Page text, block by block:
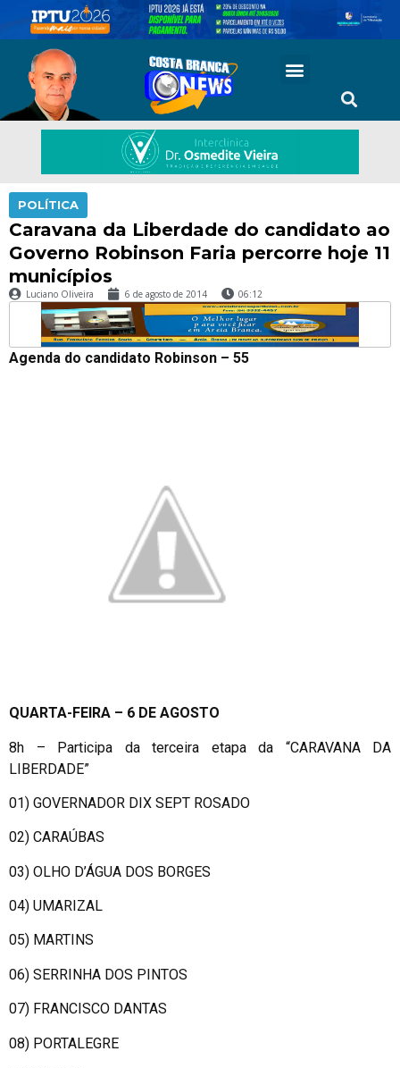
POLÍTICA
Caravana da Liberdade do candidato ao
Governo Robinson Faria percorre hoje 11
municípios
Luciano Oliveira 6 de agosto de 2014 06:12
Agenda do candidato Robinson – 55
QUARTA-FEIRA – 6 DE AGOSTO
8h – Participa da terceira etapa da “CARAVANA DA
LIBERDADE”
01) GOVERNADOR DIX SEPT ROSADO
02) CARAÚBAS
03) OLHO D’ÁGUA DOS BORGES
04) UMARIZAL
05) MARTINS
06) SERRINHA DOS PINTOS
07) FRANCISCO DANTAS
08) PORTALEGRE